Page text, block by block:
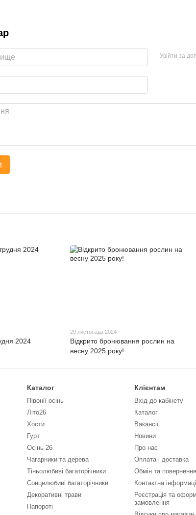
Увійти за
2024
29 листопада 2024
Відкрито бронювання рослин на
весну 2025 року!
Каталог
Півонії осінь
Літо26
Хости
Гурт
Осінь 26
Чагарники та дерева
Тіньолюбиві багаторічники
Сонцелюбиві багаторічники
Декоративні трави
Папороті
Клієнтам
Вхід до кабінету
Каталог
Вакансії
Новини
Про нас
Оплата і доставка
Обмін та повернення
Контактна
Реєстрація та
замовлення